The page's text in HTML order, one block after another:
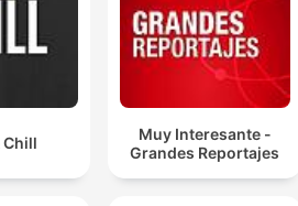
Chill
Muy Interesante -
Grandes Reportajes